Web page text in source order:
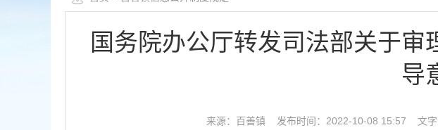
国务院办公厅转发司法部关于
导
来源：百善镇 发布时间：2022-10-08 15:57 文